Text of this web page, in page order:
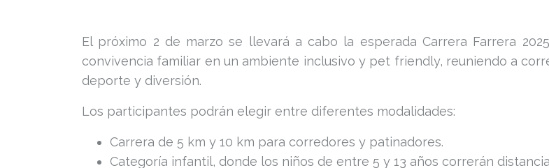
El próximo 2 de marzo se llevará a cabo la esperada Carrera Farrera
convivencia familiar en un ambiente inclusivo y pet friendly, reuniendo a
deporte y diversión.
Los participantes podrán elegir entre diferentes modalidades:
Carrera de 5 km y 10 km para corredores y patinadores.
Categoría infantil, donde los niños de entre 5 y 13 años correrán